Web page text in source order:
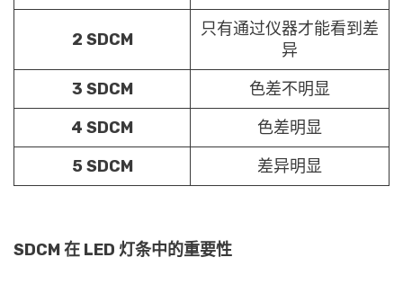
2 SDCM
只有通过仪器才能看到差
异
3 SDCM
色差不明显
4 SDCM
色差明显
5 SDCM
差异明显
SDCM 在 LED 灯条中的重要性